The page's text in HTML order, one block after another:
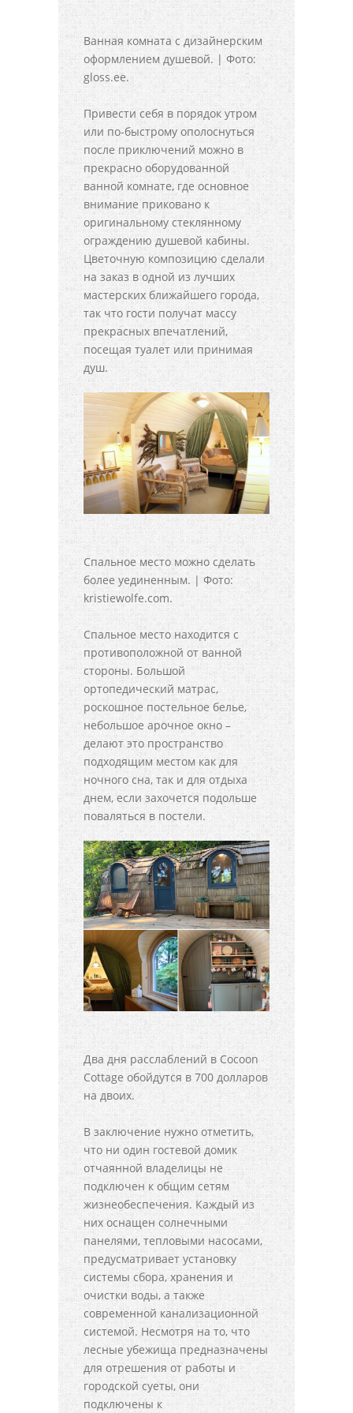
Ванная комната с дизайнерским
оформлением душевой. | Фото:
gloss.ee.
Привести себя в порядок утром
или по-быстрому ополоснуться
после приключений можно в
прекрасно оборудованной
ванной комнате, где основное
внимание приковано к
оригинальному стеклянному
ограждению душевой кабины.
Цветочную композицию сделали
на заказ в одной из лучших
мастерских ближайшего города,
так что гости получат массу
прекрасных впечатлений,
посещая туалет или принимая
душ.
Спальное место можно сделать
более уединенным. | Фото:
kristiewolfe.com.
Спальное место находится с
противоположной от ванной
стороны. Большой
ортопедический матрас,
роскошное постельное белье,
небольшое арочное окно –
делают это пространство
подходящим местом как для
ночного сна, так и для отдыха
днем, если захочется подольше
поваляться в постели.
Два дня расслаблений в Cocoon
Cottage обойдутся в 700 долларов
на двоих.
В заключение нужно отметить,
что ни один гостевой домик
отчаянной владелицы не
подключен к общим сетям
жизнеобеспечения. Каждый из
них оснащен солнечными
панелями, тепловыми насосами,
предусматривает установку
системы сбора, хранения и
очистки воды, а также
современной канализационной
системой. Несмотря на то, что
лесные убежища предназначены
для отрешения от работы и
городской суеты, они
подключены к